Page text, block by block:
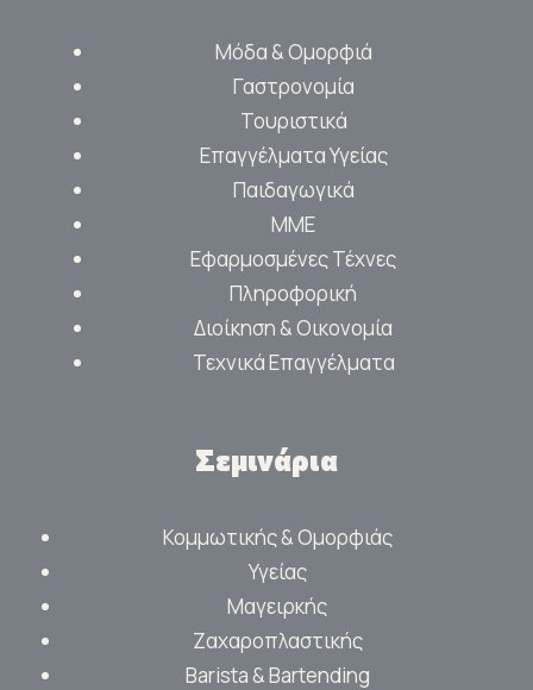
Μόδα & Ομορφιά
Γαστρονομία
Τουριστικά
Επαγγέλματα Υγείας
Παιδαγωγικά
ΜΜΕ
Εφαρμοσμένες Τέχνες
Πληροφορική
Διοίκηση & Οικονομία
Τεχνικά Επαγγέλματα
Σεμινάρια
Κομμωτικής & Ομορφιάς
Υγείας
Μαγειρκής
Ζαχαροπλαστικής
Barista & Bartending